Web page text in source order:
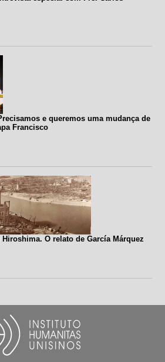
e queremos uma mudança de
Francisco
O relato de García Márquez